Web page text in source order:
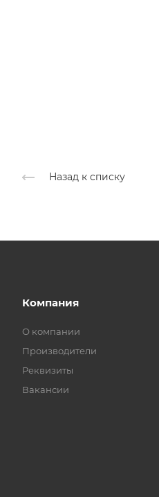
Назад к списку
Компания
О компании
Производители
Реквизиты
Вакансии